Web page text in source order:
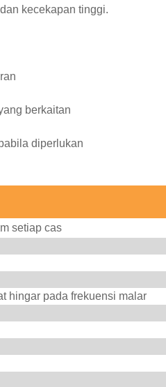
kecekapan tinggi.
berkaitan
diperlukan
setiap cas
hingar pada frekuensi malar